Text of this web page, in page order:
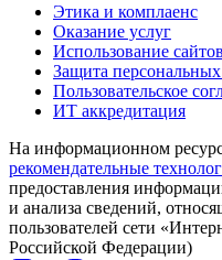
Этика и комплаенс
Оказание услуг
Использование сайтов
Защита
Пользовательское
ИТ аккредитация
На информационном
рекомендательные
предоставления
и анализа сведений,
пользователей сети
Российской Федерации)